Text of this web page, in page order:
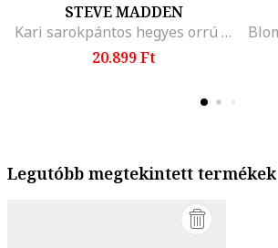
STEVE MADDEN
Kari sarokpántos hegyes orrú cipő, Fekete
20.899 Ft
Legutóbb megtekintett termékek